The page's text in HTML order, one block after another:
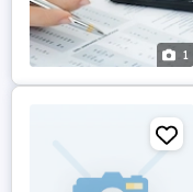
1